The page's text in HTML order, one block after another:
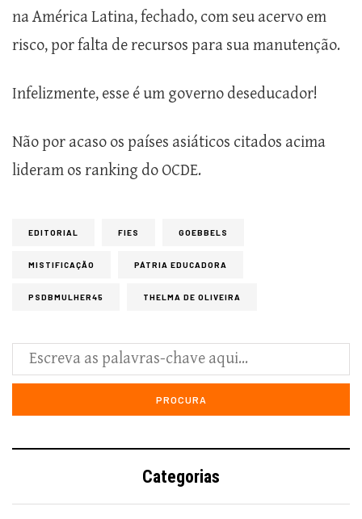
na América Latina, fechado, com seu acervo em
risco, por falta de recursos para sua manutenção.
Infelizmente, esse é um governo deseducador!
Não por acaso os países asiáticos citados acima
lideram os ranking do OCDE.
EDITORIAL FIES GOEBBELS
MISTIFICAÇÃO PÁTRIA EDUCADORA
PSDBMULHER45 THELMA DE OLIVEIRA
Categorias